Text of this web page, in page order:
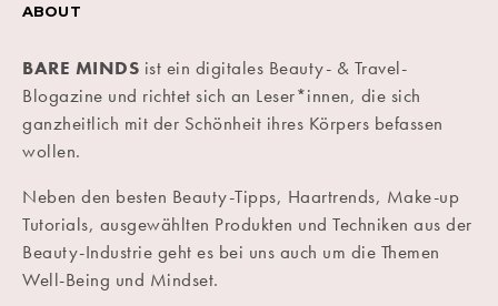
ABOUT
BARE MINDS ist ein digitales Beauty- & Travel-
Blogazine und richtet sich an Leser*innen, die sich
ganzheitlich mit der Schönheit ihres Körpers befassen
wollen.
Neben den besten Beauty-Tipps, Haartrends, Make-up
Tutorials, ausgewählten Produkten und Techniken aus der
Beauty-Industrie geht es bei uns auch um die Themen
Well-Being und Mindset.